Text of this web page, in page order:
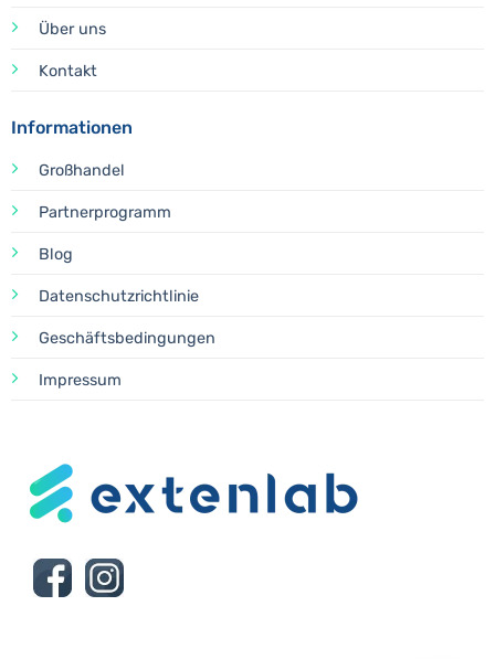
Über uns
Kontakt
Informationen
Großhandel
Partnerprogramm
Blog
Datenschutzrichtlinie
Geschäftsbedingungen
Impressum